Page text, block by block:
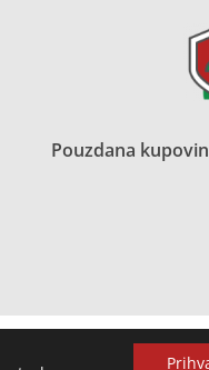
Pouzdana